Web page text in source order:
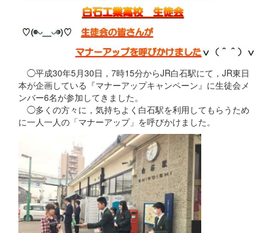
◯平成30年5月30日，7時15分からJR白石駅にて，JR東日
本が企画している『マナーアップキャンペーン』に生徒会メ
ンバー6名が参加してきました。
◯多くの方々に，気持ちよく白石駅を利用してもらうため
に一人一人の「マナーアップ」を呼びかけました。